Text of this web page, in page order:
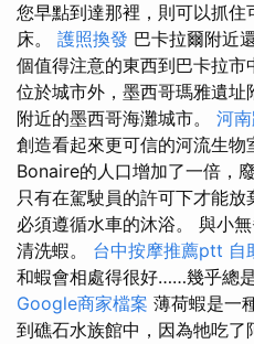
您早點到達那裡，則可以抓
床。 護照換發 巴卡拉爾附近
個值得注意的東西到巴卡拉市
位於城市外，墨西哥瑪雅遺
附近的墨西哥海灘城市。 河
創造看起來更可信的河流生物
Bonaire的人口增加了一倍，
只有在駕駛員的許可下才能
必須遵循水車的沐浴。 與小
清洗蝦。 台中按摩推薦ptt 自
和蝦會相處得很好……幾乎總
Google商家檔案 薄荷蝦是一
到礁石水族館中，因為牠吃了